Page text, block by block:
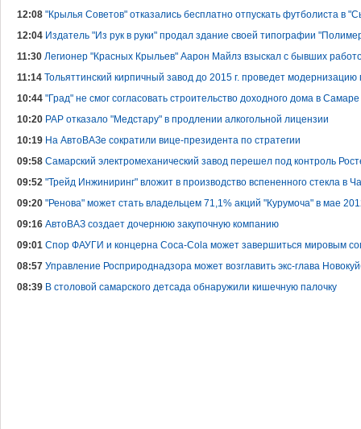
12:08 "Крылья Советов" отказались бесплатно отпускать футболиста в
12:04 Издатель "Из рук в руки" продал здание своей типографии
11:30 Легионер "Красных Крыльев" Аарон Майлз взыскал с бывших
11:14 Тольяттинский кирпичный завод до 2015 г. проведет модернизацию
10:44 "Град" не смог согласовать строительство доходного дома в Самаре
10:20 РАР отказало "Медстару" в продлении алкогольной лицензии
10:19 На АвтоВАЗе сократили вице-президента по стратегии
09:58 Самарский электромеханический завод перешел под контроль
09:52 "Трейд Инжиниринг" вложит в произ­водство вспененного стекла в
09:20 "Ренова" может стать владельцем 71,1% акций "Курумоча" в мае
09:16 АвтоВАЗ создает дочернюю закупочную компанию
09:01 Спор ФАУГИ и концерна Coca-Cola может завершиться мировым
08:57 Управление Росприроднадзора может возглавить экс-глава
08:39 В столовой самарского детсада обнаружили кишечную палочку